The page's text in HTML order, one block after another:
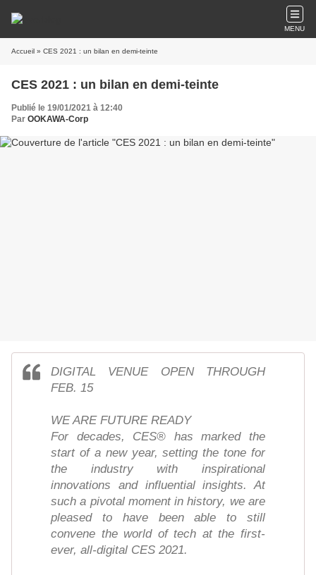
MENU
Accueil » CES 2021 : un bilan en demi-teinte
CES 2021 : un bilan en demi-teinte
Publié le 19/01/2021 à 12:40
Par OOKAWA-Corp
DIGITAL VENUE OPEN THROUGH
FEB. 15
WE ARE FUTURE READY
For decades, CES® has marked the
start of a new year, setting the tone for
the industry with inspirational
innovations and influential insights. At
such a pivotal moment in history, we are
pleased to have been able to still
convene the world of tech at the first-
ever, all-digital CES 2021.